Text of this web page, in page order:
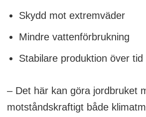
Skydd mot extremväder
Mindre vattenförbrukning
Stabilare produktion över tid
– Det här kan göra jordbruket
motståndskraftigt både